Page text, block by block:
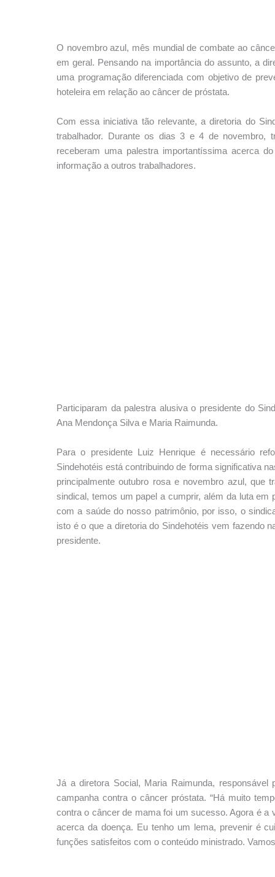
O novembro azul, mês mundial de combate ao
em geral. Pensando na importância do assunto, a
uma programação diferenciada com objetivo de
hoteleira em relação ao câncer de próstata.
Com essa iniciativa tão relevante, a diretoria do
trabalhador. Durante os dias 3 e 4 de novembro,
receberam uma palestra importantíssima acerca
informação a outros trabalhadores.
Participaram da palestra alusiva o presidente do
Ana Mendonça Silva e Maria Raimunda.
Para o presidente Luiz Henrique é necessário
Sindehotéis está contribuindo de forma significativa
principalmente outubro rosa e novembro azul, que
sindical, temos um papel a cumprir, além da luta
com a saúde do nosso patrimônio, por isso, o
isto é o que a diretoria do Sindehotéis vem fazendo
presidente.
Já a diretora Social, Maria Raimunda,
campanha contra o câncer próstata. “Há muito
contra o câncer de mama foi um sucesso. Agora é
acerca da doença. Eu tenho um lema, prevenir é
funções satisfeitos com o conteúdo ministrado.